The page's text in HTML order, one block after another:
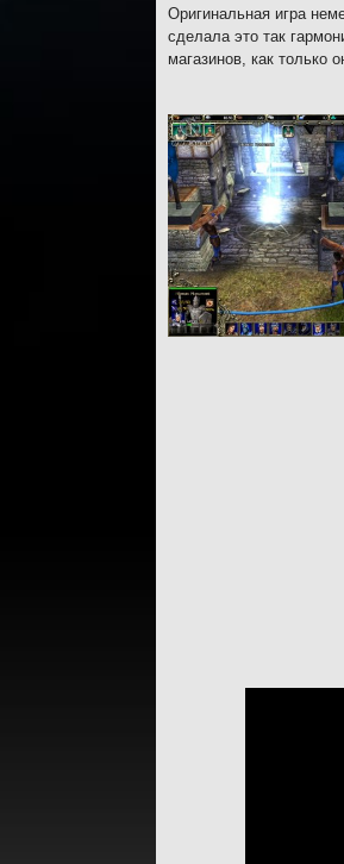
Оригинальная игра
сделала это так
магазинов, как только